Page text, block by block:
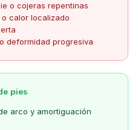
o cojeras repentinas
calor localizado
deformidad progresiva
pies
arco y amortiguación